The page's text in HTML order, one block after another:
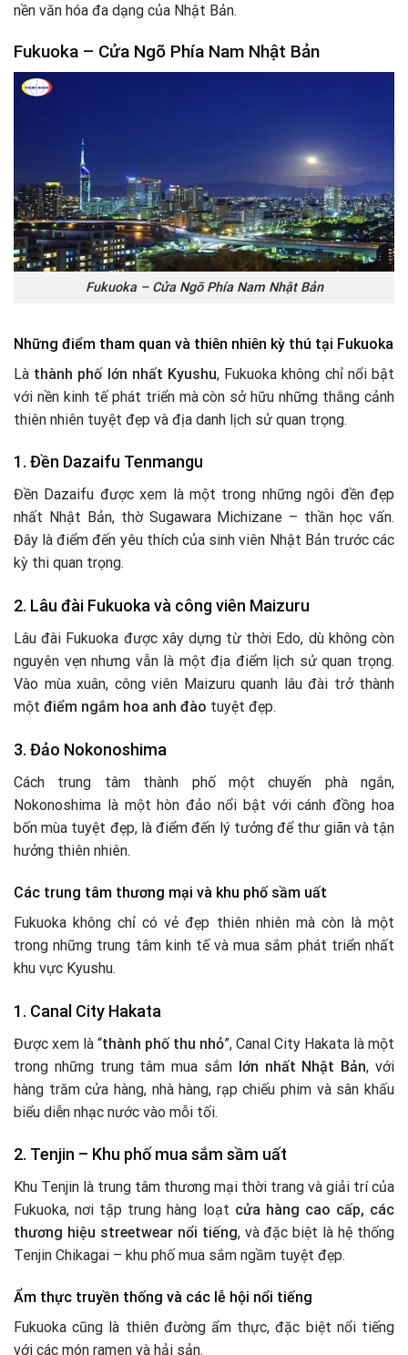
nền văn hóa đa dạng của Nhật Bản.
Fukuoka – Cửa Ngõ Phía Nam Nhật Bản
Fukuoka – Cửa Ngõ Phía Nam Nhật Bản
Những điểm tham quan và thiên nhiên kỳ thú tại Fukuoka
Là thành phố lớn nhất Kyushu, Fukuoka không chỉ nổi bật
với nền kinh tế phát triển mà còn sở hữu những thắng cảnh
thiên nhiên tuyệt đẹp và địa danh lịch sử quan trọng.
1. Đền Dazaifu Tenmangu
Đền Dazaifu được xem là một trong những ngôi đền đẹp
nhất Nhật Bản, thờ Sugawara Michizane – thần học vấn.
Đây là điểm đến yêu thích của sinh viên Nhật Bản trước các
kỳ thi quan trọng.
2. Lâu đài Fukuoka và công viên Maizuru
Lâu đài Fukuoka được xây dựng từ thời Edo, dù không còn
nguyên vẹn nhưng vẫn là một địa điểm lịch sử quan trọng.
Vào mùa xuân, công viên Maizuru quanh lâu đài trở thành
một điểm ngắm hoa anh đào tuyệt đẹp.
3. Đảo Nokonoshima
Cách trung tâm thành phố một chuyến phà ngắn,
Nokonoshima là một hòn đảo nổi bật với cánh đồng hoa
bốn mùa tuyệt đẹp, là điểm đến lý tưởng để thư giãn và tận
hưởng thiên nhiên.
Các trung tâm thương mại và khu phố sầm uất
Fukuoka không chỉ có vẻ đẹp thiên nhiên mà còn là một
trong những trung tâm kinh tế và mua sắm phát triển nhất
khu vực Kyushu.
1. Canal City Hakata
Được xem là “thành phố thu nhỏ”, Canal City Hakata là một
trong những trung tâm mua sắm lớn nhất Nhật Bản, với
hàng trăm cửa hàng, nhà hàng, rạp chiếu phim và sân khấu
biểu diễn nhạc nước vào mỗi tối.
2. Tenjin – Khu phố mua sắm sầm uất
Khu Tenjin là trung tâm thương mại thời trang và giải trí của
Fukuoka, nơi tập trung hàng loạt cửa hàng cao cấp, các
thương hiệu streetwear nổi tiếng, và đặc biệt là hệ thống
Tenjin Chikagai – khu phố mua sắm ngầm tuyệt đẹp.
Ẩm thực truyền thống và các lễ hội nổi tiếng
Fukuoka cũng là thiên đường ẩm thực, đặc biệt nổi tiếng
với các món ramen và hải sản.